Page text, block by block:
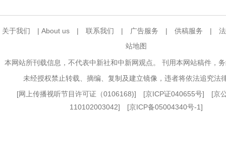
关于我们 | About us | 联系我们 | 广告服务 | 供稿服务 |
站地图
本网站所刊载信息，不代表中新社和中新网观点。 刊用本网站稿件，
未经授权禁止转载、摘编、复制及建立镜像，违者将依法追究法
[网上传播视听节目许可证（0106168)] [京ICP证040655号] [京
110102003042] [京ICP备05004340号-1]